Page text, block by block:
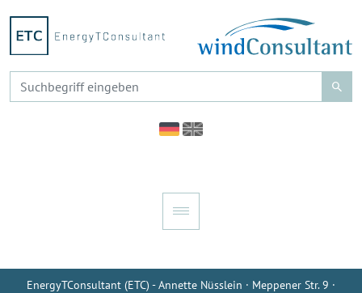
EnergyTConsultant (ETC) - Annette Nüsslein · Meppener Str. 9 ·